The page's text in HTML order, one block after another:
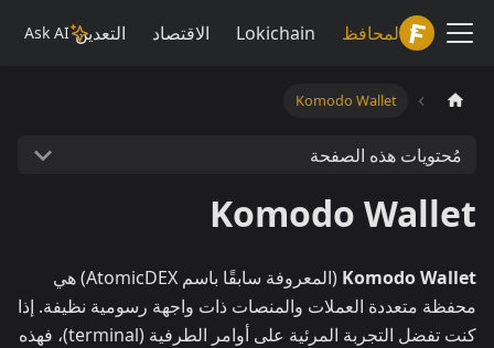
Lokiwiki
المحافظ Lokichain الاقتصاد التعدين Ask AI
Komodo Wallet
مُحتويات هذه الصفحة
Komodo Wallet
Komodo Wallet
(المعروفة سابقًا باسم AtomicDEX) هي
محفظة متعددة العملات والمنصات ذات واجهة رسومية نظيفة. إذا
كنت تفضل التجربة المرئية على أوامر الطرفية (terminal)، فهذه